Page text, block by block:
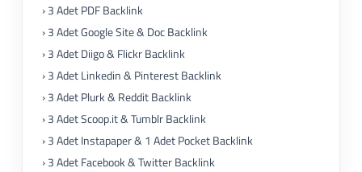
› 3 Adet PDF Backlink
› 3 Adet Google Site & Doc Backlink
› 3 Adet Diigo & Flickr Backlink
› 3 Adet Linkedin & Pinterest Backlink
› 3 Adet Plurk & Reddit Backlink
› 3 Adet Scoop.it & Tumblr Backlink
› 3 Adet Instapaper & 1 Adet Pocket Backlink
› 3 Adet Facebook & Twitter Backlink